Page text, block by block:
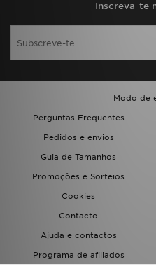
Inscreva-te
Modo de
Perguntas Frequentes
Pedidos e envios
Guia de Tamanhos
Promoções e Sorteios
Cookies
Contacto
Ajuda e contactos
Programa de afiliados